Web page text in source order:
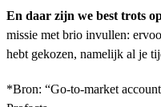
En daar zijn we best trots
missie met brio invullen:
hebt gekozen, namelijk al je
*Bron: “Go-to-market